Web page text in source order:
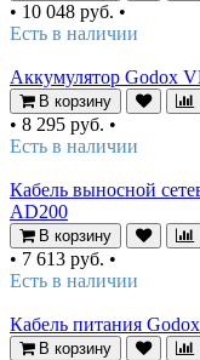
• 10 048 руб. •
Есть в наличии
Аккумулятор Godox
В корзину
• 8 295 руб. •
Есть в наличии
Кабель выносной
AD200
В корзину
• 7 613 руб. •
Есть в наличии
Кабель питания
В корзину